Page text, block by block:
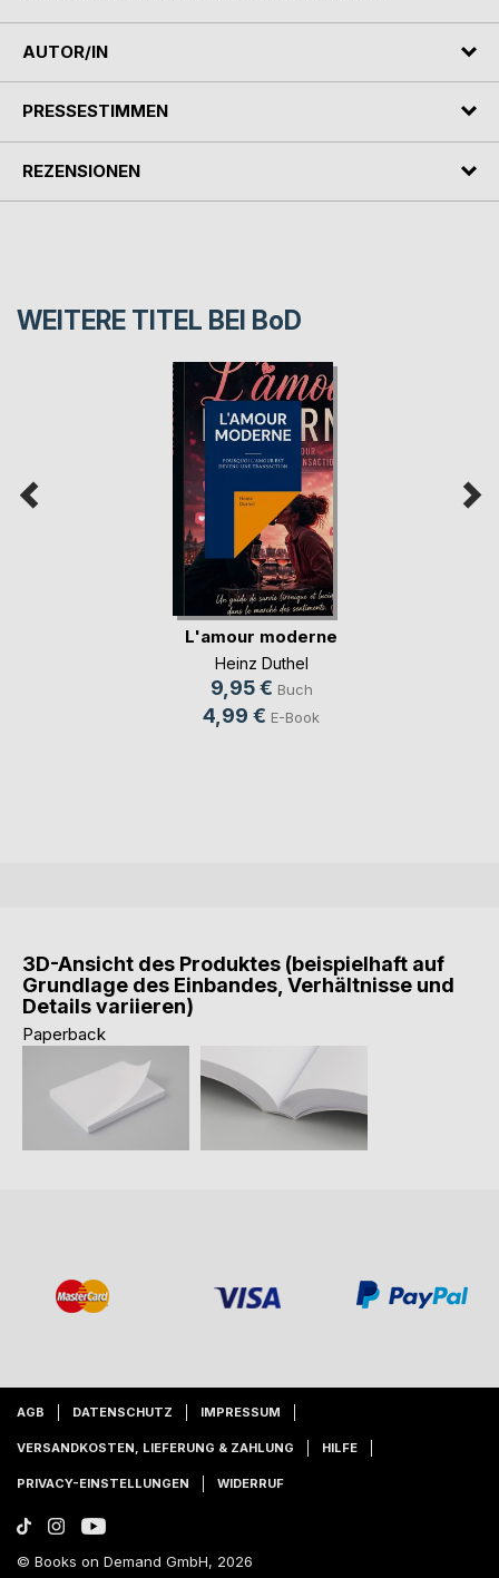
AUTOR/IN
PRESSESTIMMEN
REZENSIONEN
WEITERE TITEL BEI BoD
L'amour moderne
Heinz Duthel
9,95 € Buch
4,99 € E-Book
3D-Ansicht des Produktes (beispielhaft auf
Grundlage des Einbandes, Verhältnisse und
Details variieren)
Paperback
AGB DATENSCHUTZ IMPRESSUM
VERSANDKOSTEN, LIEFERUNG & ZAHLUNG HILFE
PRIVACY-EINSTELLUNGEN WIDERRUF
© Books on Demand GmbH, 2026